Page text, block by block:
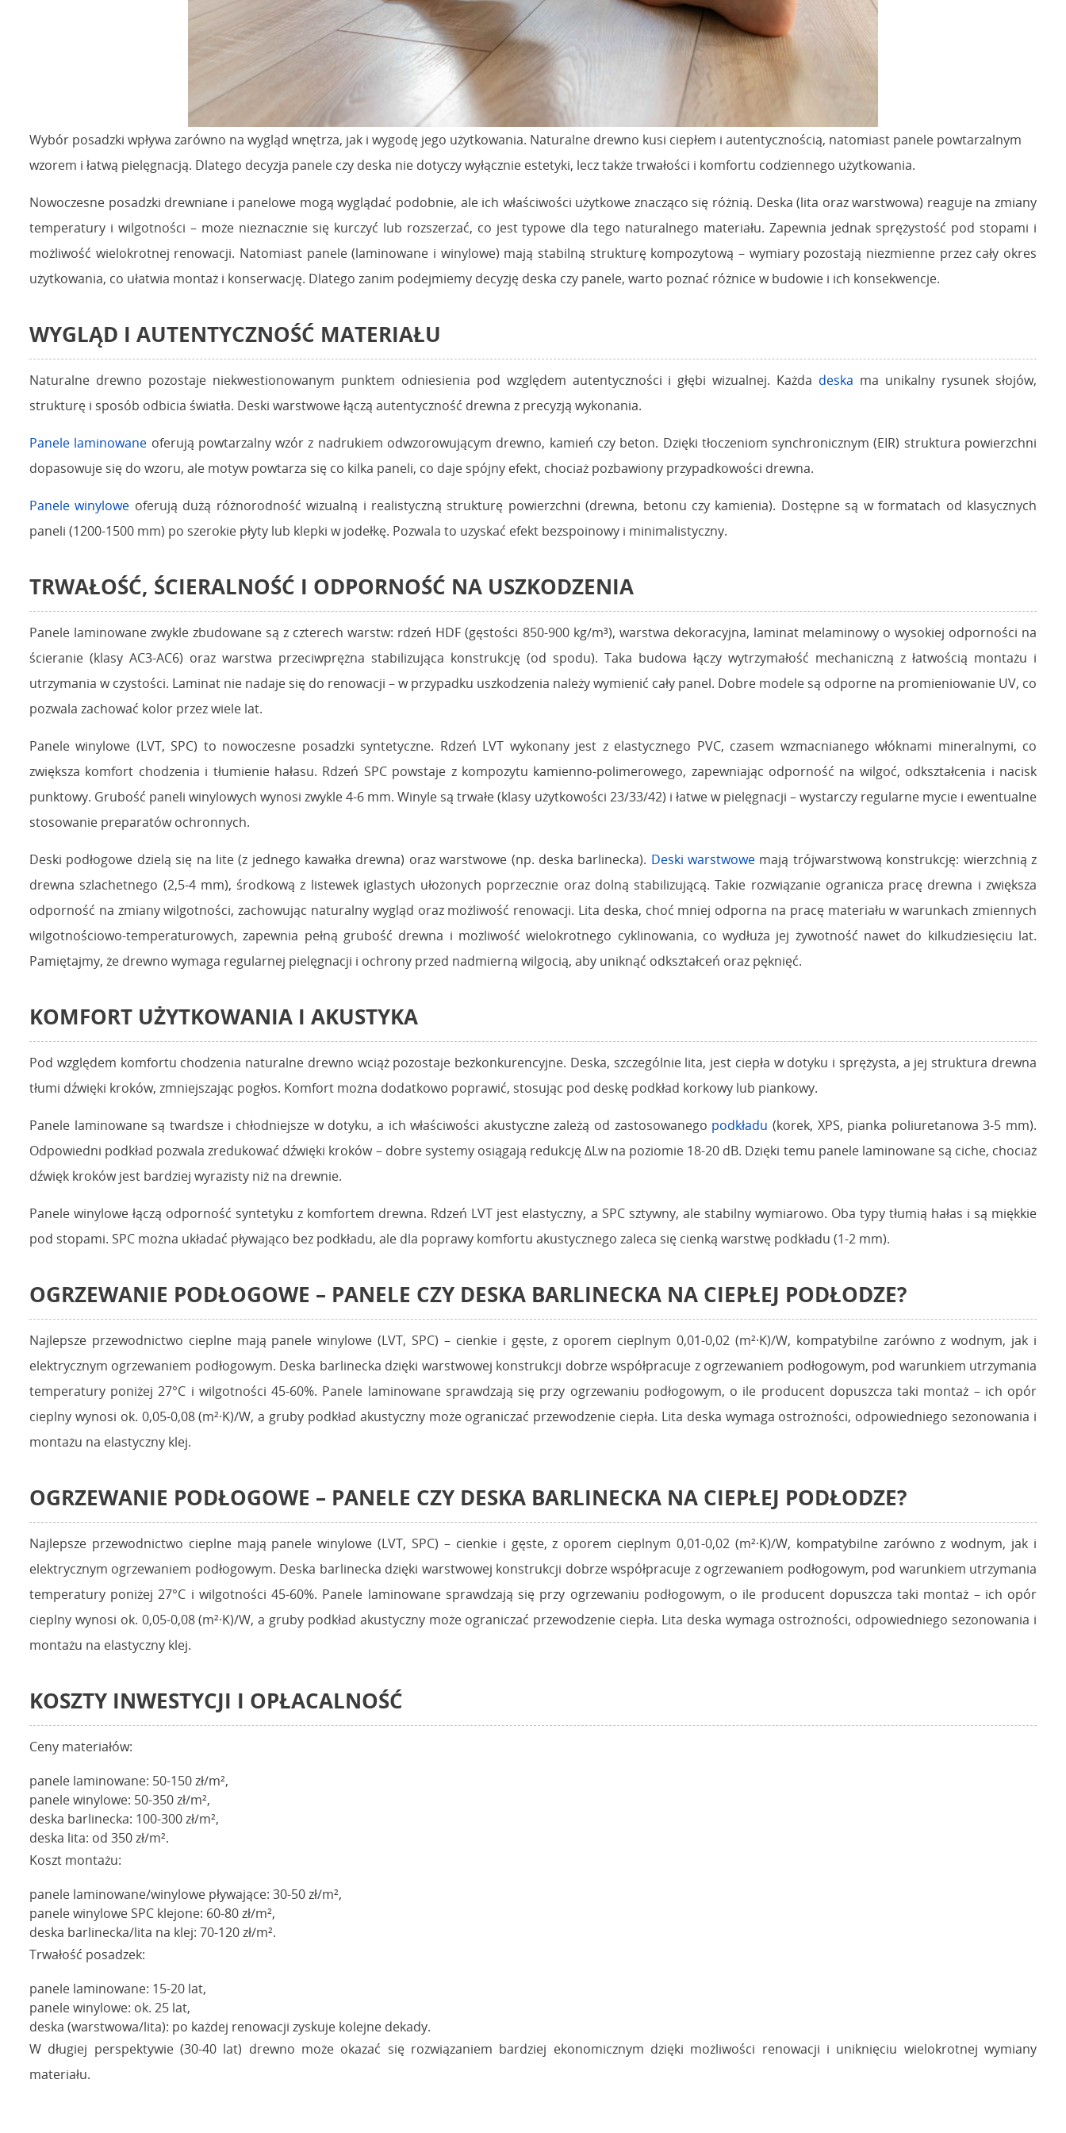
Wybór posadzki wpływa zarówno na wygląd wnętrza, jak i wygodę jego użytkowania. Naturalne drewno kusi ciepłem i autentycznością, natomiast panele powtarzalnym
wzorem i łatwą pielęgnacją. Dlatego decyzja panele czy deska nie dotyczy wyłącznie estetyki, lecz także trwałości i komfortu codziennego użytkowania.
Nowoczesne posadzki drewniane i panelowe mogą wyglądać podobnie, ale ich właściwości użytkowe znacząco się różnią. Deska (lita oraz warstwowa) reaguje na zmiany
temperatury i wilgotności – może nieznacznie się kurczyć lub rozszerzać, co jest typowe dla tego naturalnego materiału. Zapewnia jednak sprężystość pod stopami i
możliwość wielokrotnej renowacji. Natomiast panele (laminowane i winylowe) mają stabilną strukturę kompozytową – wymiary pozostają niezmienne przez cały okres
użytkowania, co ułatwia montaż i konserwację. Dlatego zanim podejmiemy decyzję deska czy panele, warto poznać różnice w budowie i ich konsekwencje.
WYGLĄD I AUTENTYCZNOŚĆ MATERIAŁU
Naturalne drewno pozostaje niekwestionowanym punktem odniesienia pod względem autentyczności i głębi wizualnej. Każda deska ma unikalny rysunek słojów,
strukturę i sposób odbicia światła. Deski warstwowe łączą autentyczność drewna z precyzją wykonania.
Panele laminowane oferują powtarzalny wzór z nadrukiem odwzorowującym drewno, kamień czy beton. Dzięki tłoczeniom synchronicznym (EIR) struktura powierzchni
dopasowuje się do wzoru, ale motyw powtarza się co kilka paneli, co daje spójny efekt, chociaż pozbawiony przypadkowości drewna.
Panele winylowe oferują dużą różnorodność wizualną i realistyczną strukturę powierzchni (drewna, betonu czy kamienia). Dostępne są w formatach od klasycznych
paneli (1200-1500 mm) po szerokie płyty lub klepki w jodełkę. Pozwala to uzyskać efekt bezspoinowy i minimalistyczny.
TRWAŁOŚĆ, ŚCIERALNOŚĆ I ODPORNOŚĆ NA USZKODZENIA
Panele laminowane zwykle zbudowane są z czterech warstw: rdzeń HDF (gęstości 850-900 kg/m³), warstwa dekoracyjna, laminat melaminowy o wysokiej odporności na
ścieranie (klasy AC3-AC6) oraz warstwa przeciwprężna stabilizująca konstrukcję (od spodu). Taka budowa łączy wytrzymałość mechaniczną z łatwością montażu i
utrzymania w czystości. Laminat nie nadaje się do renowacji – w przypadku uszkodzenia należy wymienić cały panel. Dobre modele są odporne na promieniowanie UV, co
pozwala zachować kolor przez wiele lat.
Panele winylowe (LVT, SPC) to nowoczesne posadzki syntetyczne. Rdzeń LVT wykonany jest z elastycznego PVC, czasem wzmacnianego włóknami mineralnymi, co
zwiększa komfort chodzenia i tłumienie hałasu. Rdzeń SPC powstaje z kompozytu kamienno-polimerowego, zapewniając odporność na wilgoć, odkształcenia i nacisk
punktowy. Grubość paneli winylowych wynosi zwykle 4-6 mm. Winyle są trwałe (klasy użytkowości 23/33/42) i łatwe w pielęgnacji – wystarczy regularne mycie i ewentualne
stosowanie preparatów ochronnych.
Deski podłogowe dzielą się na lite (z jednego kawałka drewna) oraz warstwowe (np. deska barlinecka). Deski warstwowe mają trójwarstwową konstrukcję: wierzchnią z
drewna szlachetnego (2,5-4 mm), środkową z listewek iglastych ułożonych poprzecznie oraz dolną stabilizującą. Takie rozwiązanie ogranicza pracę drewna i zwiększa
odporność na zmiany wilgotności, zachowując naturalny wygląd oraz możliwość renowacji. Lita deska, choć mniej odporna na pracę materiału w warunkach zmiennych
wilgotnościowo-temperaturowych, zapewnia pełną grubość drewna i możliwość wielokrotnego cyklinowania, co wydłuża jej żywotność nawet do kilkudziesięciu lat.
Pamiętajmy, że drewno wymaga regularnej pielęgnacji i ochrony przed nadmierną wilgocią, aby uniknąć odkształceń oraz pęknięć.
KOMFORT UŻYTKOWANIA I AKUSTYKA
Pod względem komfortu chodzenia naturalne drewno wciąż pozostaje bezkonkurencyjne. Deska, szczególnie lita, jest ciepła w dotyku i sprężysta, a jej struktura drewna
tłumi dźwięki kroków, zmniejszając pogłos. Komfort można dodatkowo poprawić, stosując pod deskę podkład korkowy lub piankowy.
Panele laminowane są twardsze i chłodniejsze w dotyku, a ich właściwości akustyczne zależą od zastosowanego podkładu (korek, XPS, pianka poliuretanowa 3-5 mm).
Odpowiedni podkład pozwala zredukować dźwięki kroków – dobre systemy osiągają redukcję ΔLw na poziomie 18-20 dB. Dzięki temu panele laminowane są ciche, chociaż
dźwięk kroków jest bardziej wyrazisty niż na drewnie.
Panele winylowe łączą odporność syntetyku z komfortem drewna. Rdzeń LVT jest elastyczny, a SPC sztywny, ale stabilny wymiarowo. Oba typy tłumią hałas i są miękkie
pod stopami. SPC można układać pływająco bez podkładu, ale dla poprawy komfortu akustycznego zaleca się cienką warstwę podkładu (1-2 mm).
OGRZEWANIE PODŁOGOWE – PANELE CZY DESKA BARLINECKA NA CIEPŁEJ PODŁODZE?
Najlepsze przewodnictwo cieplne mają panele winylowe (LVT, SPC) – cienkie i gęste, z oporem cieplnym 0,01-0,02 (m²·K)/W, kompatybilne zarówno z wodnym, jak i
elektrycznym ogrzewaniem podłogowym. Deska barlinecka dzięki warstwowej konstrukcji dobrze współpracuje z ogrzewaniem podłogowym, pod warunkiem utrzymania
temperatury poniżej 27°C i wilgotności 45-60%. Panele laminowane sprawdzają się przy ogrzewaniu podłogowym, o ile producent dopuszcza taki montaż – ich opór
cieplny wynosi ok. 0,05-0,08 (m²·K)/W, a gruby podkład akustyczny może ograniczać przewodzenie ciepła. Lita deska wymaga ostrożności, odpowiedniego sezonowania i
montażu na elastyczny klej.
OGRZEWANIE PODŁOGOWE – PANELE CZY DESKA BARLINECKA NA CIEPŁEJ PODŁODZE?
Najlepsze przewodnictwo cieplne mają panele winylowe (LVT, SPC) – cienkie i gęste, z oporem cieplnym 0,01-0,02 (m²·K)/W, kompatybilne zarówno z wodnym, jak i
elektrycznym ogrzewaniem podłogowym. Deska barlinecka dzięki warstwowej konstrukcji dobrze współpracuje z ogrzewaniem podłogowym, pod warunkiem utrzymania
temperatury poniżej 27°C i wilgotności 45-60%. Panele laminowane sprawdzają się przy ogrzewaniu podłogowym, o ile producent dopuszcza taki montaż – ich opór
cieplny wynosi ok. 0,05-0,08 (m²·K)/W, a gruby podkład akustyczny może ograniczać przewodzenie ciepła. Lita deska wymaga ostrożności, odpowiedniego sezonowania i
montażu na elastyczny klej.
KOSZTY INWESTYCJI I OPŁACALNOŚĆ
Ceny materiałów:
panele laminowane: 50-150 zł/m²,
panele winylowe: 50-350 zł/m²,
deska barlinecka: 100-300 zł/m²,
deska lita: od 350 zł/m².
Koszt montażu:
panele laminowane/winylowe pływające: 30-50 zł/m²,
panele winylowe SPC klejone: 60-80 zł/m²,
deska barlinecka/lita na klej: 70-120 zł/m².
Trwałość posadzek:
panele laminowane: 15-20 lat,
panele winylowe: ok. 25 lat,
deska (warstwowa/lita): po każdej renowacji zyskuje kolejne dekady.
W długiej perspektywie (30-40 lat) drewno może okazać się rozwiązaniem bardziej ekonomicznym dzięki możliwości renowacji i uniknięciu wielokrotnej wymiany
materiału.